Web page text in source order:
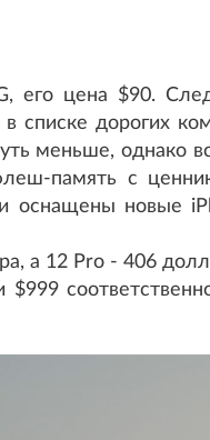
его цена $90.
списке дорогих
меньше, однако
память с
оснащены новые
а 12 Pro - 406